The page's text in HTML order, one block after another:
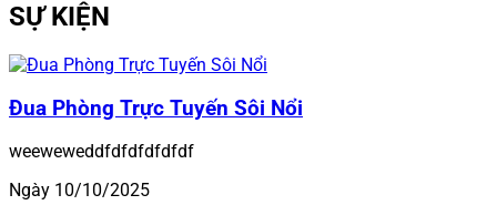
SỰ KIỆN
Đua Phòng Trực Tuyến Sôi Nổi
weeweweddfdfdfdfdfdf
Ngày 10/10/2025